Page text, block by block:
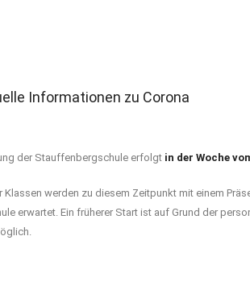
Informationen zu Corona
der Stauffenbergschule erfolgt in der Woche
Klassen werden zu diesem Zeitpunkt mit einem
erwartet. Ein früherer Start ist auf Grund der